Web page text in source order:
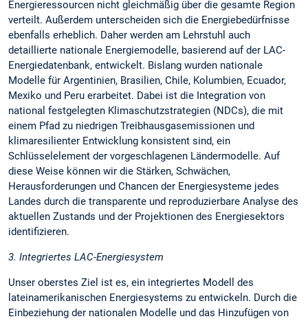
Energieressourcen nicht gleichmäßig über die gesamte Region
verteilt. Außerdem unterscheiden sich die Energiebedürfnisse
ebenfalls erheblich. Daher werden am Lehrstuhl auch
detaillierte nationale Energiemodelle, basierend auf der LAC-
Energiedatenbank, entwickelt. Bislang wurden nationale
Modelle für Argentinien, Brasilien, Chile, Kolumbien, Ecuador,
Mexiko und Peru erarbeitet. Dabei ist die Integration von
national festgelegten Klimaschutzstrategien (NDCs), die mit
einem Pfad zu niedrigen Treibhausgasemissionen und
klimaresilienter Entwicklung konsistent sind, ein
Schlüsselelement der vorgeschlagenen Ländermodelle. Auf
diese Weise können wir die Stärken, Schwächen,
Herausforderungen und Chancen der Energiesysteme jedes
Landes durch die transparente und reproduzierbare Analyse des
aktuellen Zustands und der Projektionen des Energiesektors
identifizieren.
3. Integriertes LAC-Energiesystem
Unser oberstes Ziel ist es, ein integriertes Modell des
lateinamerikanischen Energiesystems zu entwickeln. Durch die
Einbeziehung der nationalen Modelle und das Hinzufügen von